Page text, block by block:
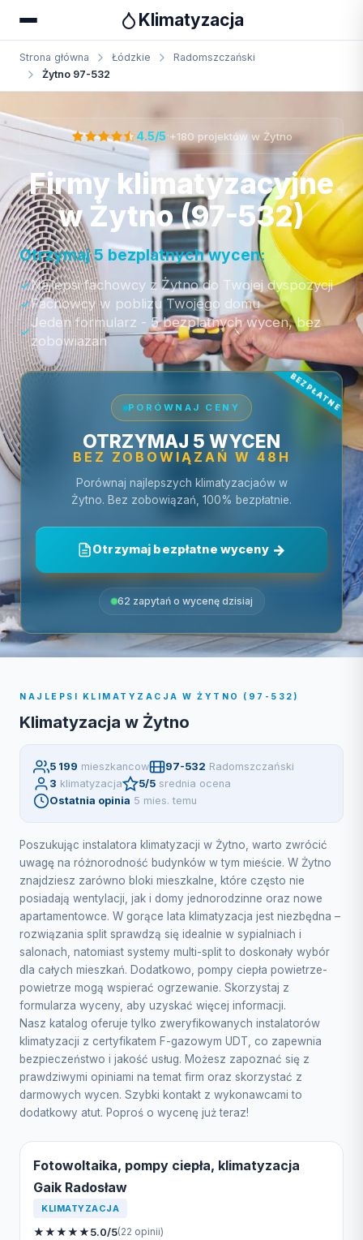
Klimatyzacja
Strona główna Łódzkie
Radomszczański
Żytno 97-532
Otrzymaj bezpłatną wycenę
4.5/5 +180 projektów w Żytno
Firmy klimatyzacyjne
w Żytno (97-532)
Otrzymaj 5 bezplatnych wycen:
Najlepsi fachowcy z Żytno do Twojej dyspozycji
Fachowcy w poblizu Twojego domu
Jeden formularz - 5 bezplatnych wycen, bez
zobowiazan
PORÓWNAJ CENY
OTRZYMAJ 5 WYCEN
BEZ ZOBOWIĄZAŃ W 48H
Porównaj najlepszych klimatyzacjaów w
Żytno. Bez zobowiązań, 100% bezpłatnie.
Otrzymaj bezpłatne wyceny
62 zapytań o wycenę dzisiaj
NAJLEPSI KLIMATYZACJA W ŻYTNO (97-532)
Klimatyzacja w Żytno
5 199 mieszkancow 97-532 Radomszczański
3 klimatyzacja 5/5 srednia ocena
Ostatnia opinia 5 mies. temu
Poszukując instalatora klimatyzacji w Żytno, warto zwrócić
uwagę na różnorodność budynków w tym mieście. W Żytno
znajdziesz zarówno bloki mieszkalne, które często nie
posiadają wentylacji, jak i domy jednorodzinne oraz nowe
apartamentowce. W gorące lata klimatyzacja jest niezbędna –
rozwiązania split sprawdzą się idealnie w sypialniach i
salonach, natomiast systemy multi-split to doskonały wybór
dla całych mieszkań. Dodatkowo, pompy ciepła powietrze-
powietrze mogą wspierać ogrzewanie. Skorzystaj z
formularza wyceny, aby uzyskać więcej informacji.
Nasz katalog oferuje tylko zweryfikowanych instalatorów
klimatyzacji z certyfikatem F-gazowym UDT, co zapewnia
bezpieczeństwo i jakość usług. Możesz zapoznać się z
prawdziwymi opiniami na temat firm oraz skorzystać z
darmowych wycen. Szybki kontakt z wykonawcami to
dodatkowy atut. Poproś o wycenę już teraz!
Fotowoltaika, pompy ciepła, klimatyzacja
Gaik Radosław
KLIMATYZACJA
★★★★★5.0/5(22 opinii)